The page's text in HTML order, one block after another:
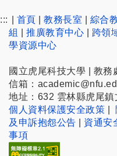
::: 首頁 教務長室 綜合
組
推廣教育中心 跨領
學資源中心
國立虎尾科技大學 | 教
信箱：
地址：632 雲林縣虎尾鎮
個人資料保護安全政策
及申訴抱怨公告
資通安
事項